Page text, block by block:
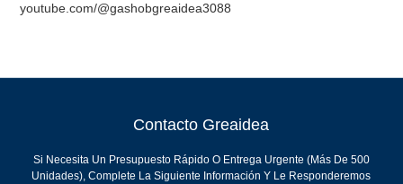
youtube.com/@gashobgreaidea3088
Contacto Greaidea
Si Necesita Un Presupuesto Rápido O Entrega Urgente (más De 500
Unidades), Complete La Siguiente Información Y Le Responderemos